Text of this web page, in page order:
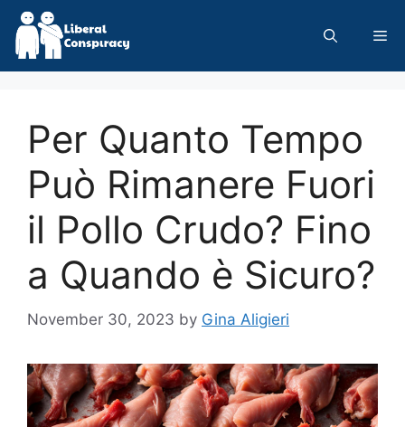
Skip
content
Per Quanto Tempo
Può Rimanere Fuori
il Pollo Crudo? Fino
a Quando è Sicuro?
November 30, 2023 by Gina Aligieri